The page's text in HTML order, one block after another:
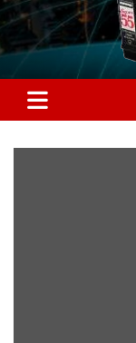
ncstv.info
Libertad informativa